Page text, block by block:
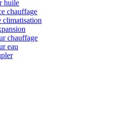
huile
chauffage
climatisation
chauffage
eau